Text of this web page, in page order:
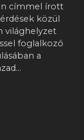
címmel írott
közül
világhelyzet
foglalkozó
a